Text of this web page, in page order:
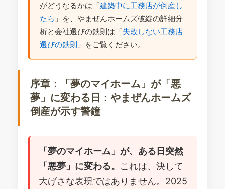
がどうなるかは「建築中に工務店が倒産し
たら 」を、やまぜんホームズ破綻の詳細分
析と会社選びの鉄則は「失敗しない工務店
選びの鉄則 」をご覧ください。
序章：「夢のマイホーム」が「悪
夢」に変わる日：やまぜんホームズ
倒産が示す警鐘
「夢のマイホーム」が、ある日突然
「悪夢」に変わる。 これは、決して
大げさな表現ではありません。2025